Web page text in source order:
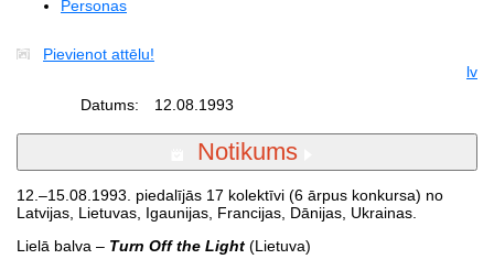
Personas
Pievienot attēlu!
lv
Datums:
12.08.1993
Notikums
12.–15.08.1993. piedalījās 17 kolektīvi (6 ārpus konkursa) no
Latvijas, Lietuvas, Igaunijas, Francijas, Dānijas, Ukrainas.
Lielā balva – Turn Off the Light (Lietuva)